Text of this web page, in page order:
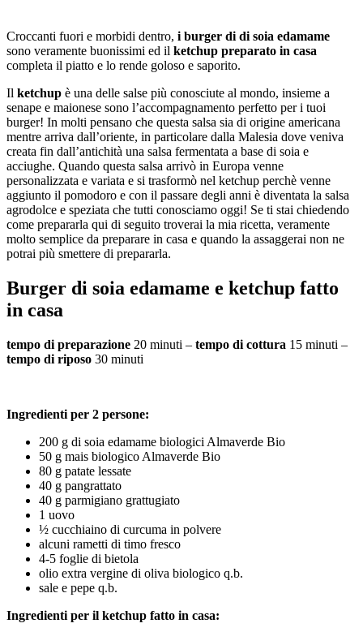
Croccanti fuori e morbidi dentro, i burger di di soia edamame
sono veramente buonissimi ed il ketchup preparato in casa
completa il piatto e lo rende goloso e saporito.
Il ketchup è una delle salse più conosciute al mondo, insieme a
senape e maionese sono l’accompagnamento perfetto per i tuoi
burger! In molti pensano che questa salsa sia di origine americana
mentre arriva dall’oriente, in particolare dalla Malesia dove veniva
creata fin dall’antichità una salsa fermentata a base di soia e
acciughe. Quando questa salsa arrivò in Europa venne
personalizzata e variata e si trasformò nel ketchup perchè venne
aggiunto il pomodoro e con il passare degli anni è diventata la salsa
agrodolce e speziata che tutti conosciamo oggi! Se ti stai chiedendo
come prepararla qui di seguito troverai la mia ricetta, veramente
molto semplice da preparare in casa e quando la assaggerai non ne
potrai più smettere di prepararla.
Burger di soia edamame e ketchup fatto
in casa
tempo di preparazione 20 minuti – tempo di cottura 15 minuti –
tempo di riposo 30 minuti
Ingredienti per 2 persone:
200 g di soia edamame biologici Almaverde Bio
50 g mais biologico Almaverde Bio
80 g patate lessate
40 g pangrattato
40 g parmigiano grattugiato
1 uovo
½ cucchiaino di curcuma in polvere
alcuni rametti di timo fresco
4-5 foglie di bietola
olio extra vergine di oliva biologico q.b.
sale e pepe q.b.
Ingredienti per il ketchup fatto in casa: